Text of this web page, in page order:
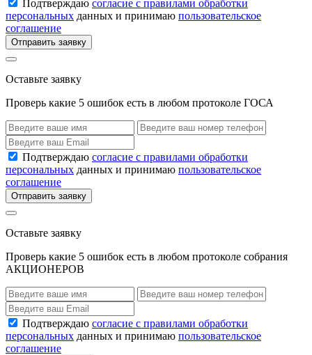
Подтверждаю согласие с правилами обработки
персональных данных и принимаю пользовательское
соглашение
Отправить заявку
Оставьте заявку
Проверь какие 5 ошибок есть в любом протоколе ГОСА
Подтверждаю согласие с правилами обработки
персональных данных и принимаю пользовательское
соглашение
Отправить заявку
Оставьте заявку
Проверь какие 5 ошибок есть в любом протоколе собрания
АКЦИОНЕРОВ
Подтверждаю согласие с правилами обработки
персональных данных и принимаю пользовательское
соглашение